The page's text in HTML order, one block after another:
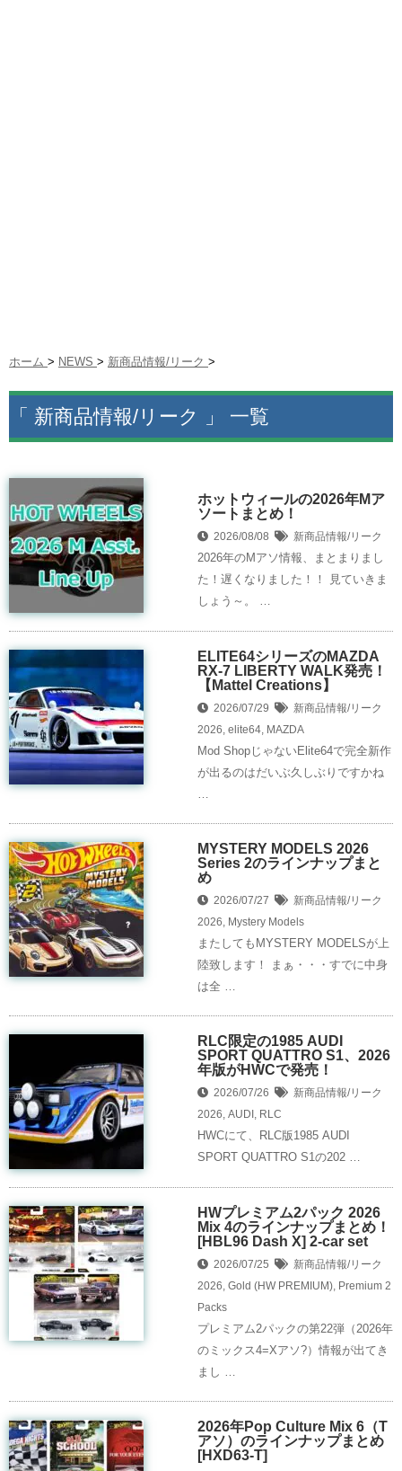
ホーム > NEWS > 新商品情報/リーク >
「 新商品情報/リーク 」 一覧
ホットウィールの2026年Mア
ソートまとめ！
2026/08/08 新商品情報/リーク
2026年のMアソ情報、まとまりまし
た！遅くなりました！！ 見ていきま
しょう～。 …
ELITE64シリーズのMAZDA
RX-7 LIBERTY WALK発売！
【Mattel Creations】
2026/07/29
新商品情報/リーク
2026, elite64, MAZDA
Mod ShopじゃないElite64で完全新作
が出るのはだいぶ久しぶりですかね
MYSTERY MODELS 2026
Series 2のラインナップまと
め
2026/07/27
新商品情報/リーク
2026, Mystery Models
またしてもMYSTERY MODELSが上
陸致します！ まぁ・・・すでに中身
は全 …
RLC限定の1985 AUDI
SPORT QUATTRO S1、2026
年版がHWCで発売！
2026/07/26
新商品情報/リーク
2026, AUDI , RLC
HWCにて、RLC版1985 AUDI
SPORT QUATTRO S1の202 …
HWプレミアム2パック 2026
Mix 4のラインナップまとめ！
[HBL96 Dash X] 2-car set
2026/07/25
新商品情報/リーク
2026, Gold (HW PREMIUM), Premium 2
Packs
プレミアム2パックの第22弾（2026年
のミックス4=Xアソ?）情報が出てき
まし …
2026年Pop Culture Mix 6（T
アソ）のラインナップまとめ
[HXD63-T]